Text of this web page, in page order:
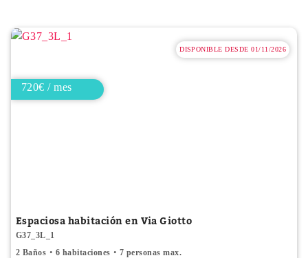
DISPONIBLE DESDE 01/11/2026
720€ / mes
Espaciosa habitación en Via Giotto
G37_3L_1
2 Baños
6 habitaciones 7 personas max.